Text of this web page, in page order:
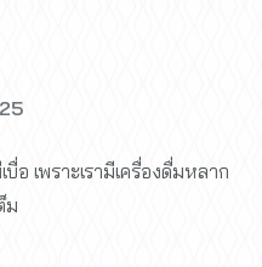
เพราะเรามีเครื่องดื่มหลาก
ม